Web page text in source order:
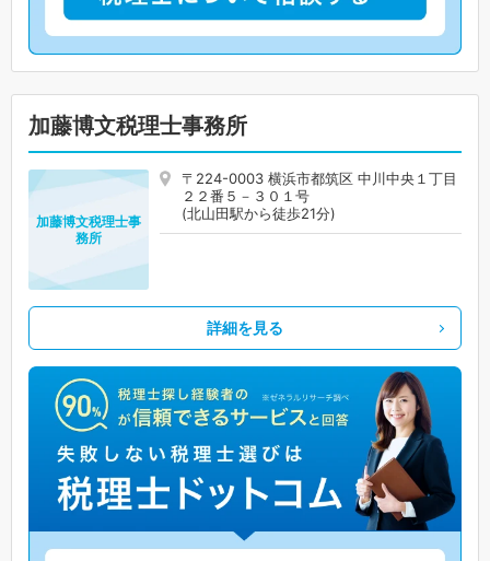
加藤博文税理士事務所
〒224-0003 横浜市都筑区 中川中央１丁目
２２番５－３０１号
(北山田駅から徒歩21分)
加藤博文税理士事
務所
詳細を見る